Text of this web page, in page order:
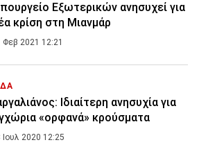
Εξωτερικών ανησυχεί για
κρίση στη Μιανμάρ
Φεβ 2021 12:21
Ιδιαίτερη ανησυχία για
«ορφανά» κρούσματα
Ιουλ 2020 12:25